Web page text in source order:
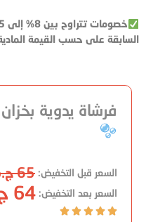
السابقة على حسب القيمة
فرشاة يدوية
السعر قبل التخفيض: 65 ج.م
السعر بعد التخفيض: 64 ج.م




